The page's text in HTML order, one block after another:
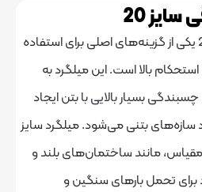
یکی از گزینه‌های اصلی برای استفاده
این میلگرد به
با بتن ایجاد
می‌شود. میلگرد سایز
ساختمان‌های بلند و
سنگین و